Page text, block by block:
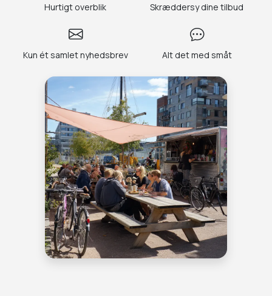
Hurtigt overblik Skræddersy dine tilbud
Kun ét samlet nyhedsbrev Alt det med småt